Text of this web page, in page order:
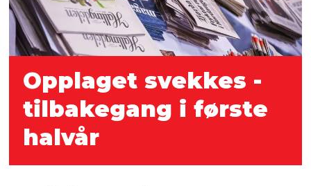
Opplaget svekkes -
tilbakegang i første
halvår